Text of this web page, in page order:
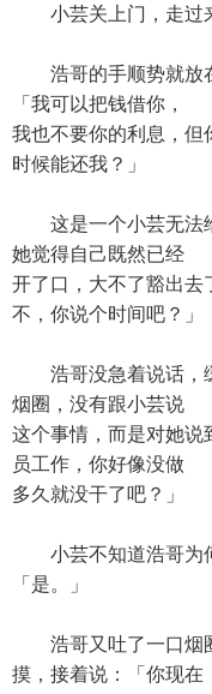
小芸关上门，走过来
浩哥的手顺势就放在
「我可以把钱借你，
我也不要你的利息，但
时候能还我？」
这是一个小芸无法给
她觉得自己既然已经
开了口，大不了豁出去
不，你说个时间吧？」
浩哥没急着说话，缓
烟圈，没有跟小芸说
这个事情，而是对她说
员工作，你好像没做
多久就没干了吧？」
小芸不知道浩哥为何
「是。」
浩哥又吐了一口烟
摸，接着说：「你现在